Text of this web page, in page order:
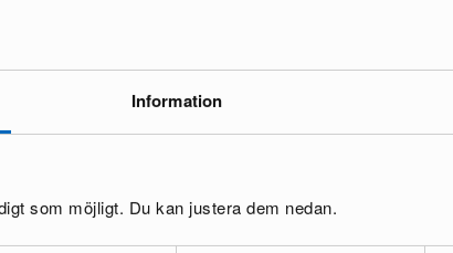
Information
som möjligt. Du kan justera dem nedan.